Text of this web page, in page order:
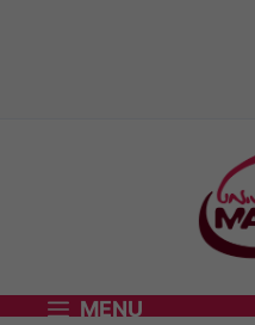
MENU